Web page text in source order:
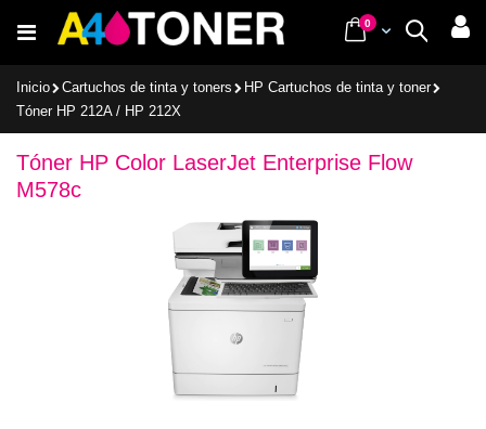
al
Buscar
Cart
0items
Inicio Cartuchos de tinta y toners
HP Cartuchos de tinta y toner
Tóner HP 212A / HP 212X
Tóner HP Color LaserJet Enterprise Flow
M578c